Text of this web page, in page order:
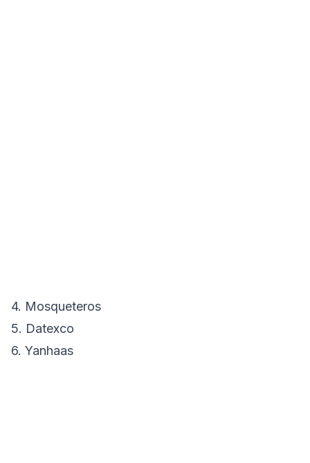
4. Mosqueteros
5. Datexco
6. Yanhaas